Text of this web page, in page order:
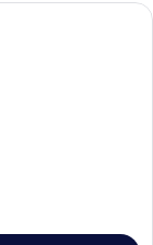
mit einem großen